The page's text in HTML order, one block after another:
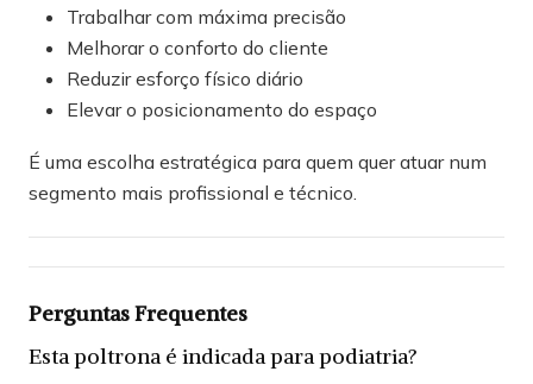
Trabalhar com máxima precisão
Melhorar o conforto do cliente
Reduzir esforço físico diário
Elevar o posicionamento do espaço
É uma escolha estratégica para quem quer atuar num
segmento mais profissional e técnico.
Perguntas Frequentes
Esta poltrona é indicada para podiatria?